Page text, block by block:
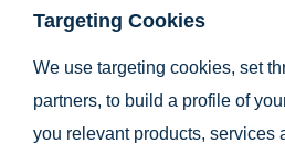
Targeting Cookies
We use targeting cookies, set
partners, to build a profile of
you relevant products, services